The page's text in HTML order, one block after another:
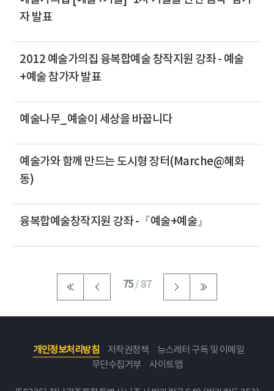
자 발표
2012 예술가의집 융복합예술 창작지원 강좌 - 예술
+예술 참가자 발표
예술나무_예술이 세상을 바꿉니다
예술가와 함께 만드는 도시형 장터(Marche@혜화
동)
융복합예술창작지원 강좌 -『예술+예술』
75/ 87
개인정보처리방침 저작권정책
뉴스레터 구독 및 이메일
무단수집거부
사이트맵